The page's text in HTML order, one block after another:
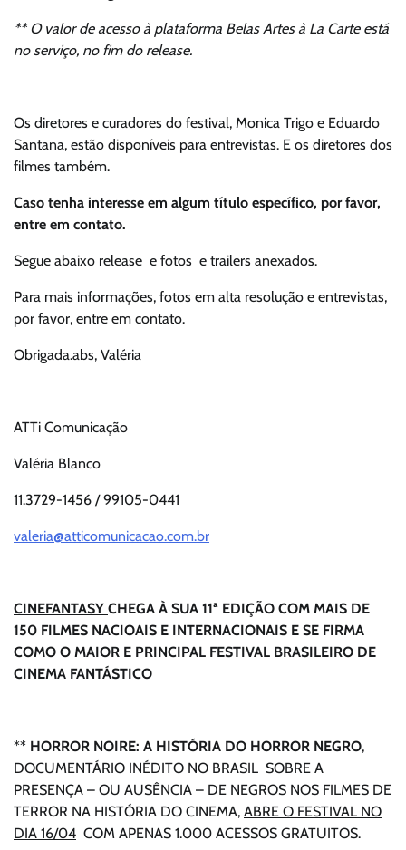
** O valor de acesso à plataforma Belas Artes à La Carte está
no serviço, no fim do release.
Os diretores e curadores do festival, Monica Trigo e Eduardo
Santana, estão disponíveis para entrevistas. E os diretores dos
filmes também.
Caso tenha interesse em algum título específico, por favor,
entre em contato.
Segue abaixo release e fotos e trailers anexados.
Para mais informações, fotos em alta resolução e entrevistas,
por favor, entre em contato.
Obrigada.abs, Valéria
ATTi Comunicação
Valéria Blanco
11.3729-1456 / 99105-0441
valeria@atticomunicacao.com.br
CINEFANTASY CHEGA À SUA 11ª EDIÇÃO COM MAIS DE
150 FILMES NACIOAIS E INTERNACIONAIS E SE FIRMA
COMO O MAIOR E PRINCIPAL FESTIVAL BRASILEIRO DE
CINEMA FANTÁSTICO
** HORROR NOIRE: A HISTÓRIA DO HORROR NEGRO,
DOCUMENTÁRIO INÉDITO NO BRASIL SOBRE A
PRESENÇA – OU AUSÊNCIA – DE NEGROS NOS FILMES DE
TERROR NA HISTÓRIA DO CINEMA, ABRE O FESTIVAL NO
DIA 16/04 COM APENAS 1.000 ACESSOS GRATUITOS.